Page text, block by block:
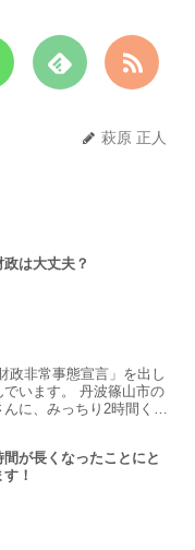
萩原 正人
は大丈夫？
政非常事態宣言」を出し
います。 丹波篠山市の
に、みっちり2時間くら
が長くなったことにと
！